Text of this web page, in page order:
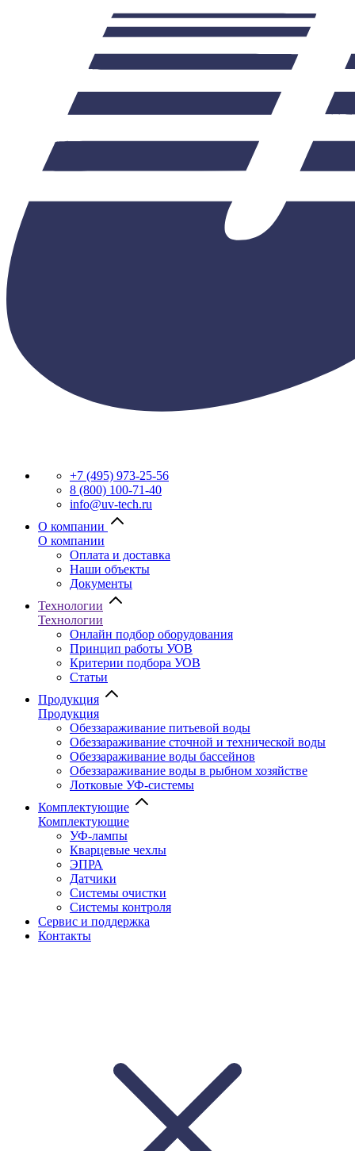
+7 (495) 973-25-56
8 (800) 100-71-40
info@uv-tech.ru
О компании
О компании
Оплата и доставка
Наши объекты
Документы
Технологии
Технологии
Онлайн подбор оборудования
Принцип работы УОВ
Критерии подбора УОВ
Статьи
Продукция
Продукция
Обеззараживание питьевой воды
Обеззараживание сточной и технической воды
Обеззараживание воды бассейнов
Обеззараживание воды в рыбном хозяйстве
Лотковые УФ-системы
Комплектующие
Комплектующие
УФ-лампы
Кварцевые чехлы
ЭПРА
Датчики
Системы очистки
Системы контроля
Сервис и поддержка
Контакты